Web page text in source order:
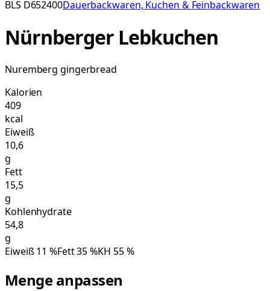
BLS D652400Dauerbackwaren, Kuchen & Feinbackwaren
Nürnberger Lebkuchen
Nuremberg gingerbread
Kalorien
409
kcal
Eiweiß
10,6
g
Fett
15,5
g
Kohlenhydrate
54,8
g
Eiweiß11 %Fett35%KH 55%
Menge anpassen